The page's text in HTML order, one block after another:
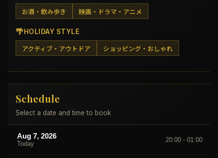
お酒・飲み歩き 映画・ドラマ・アニメ
🌴HOLIDAY STYLE
アクティブ・アウトドア ショッピング・おしゃれ
Schedule
Select a date and time to book
Aug 7, 2026
Today
20:00 - 01:00